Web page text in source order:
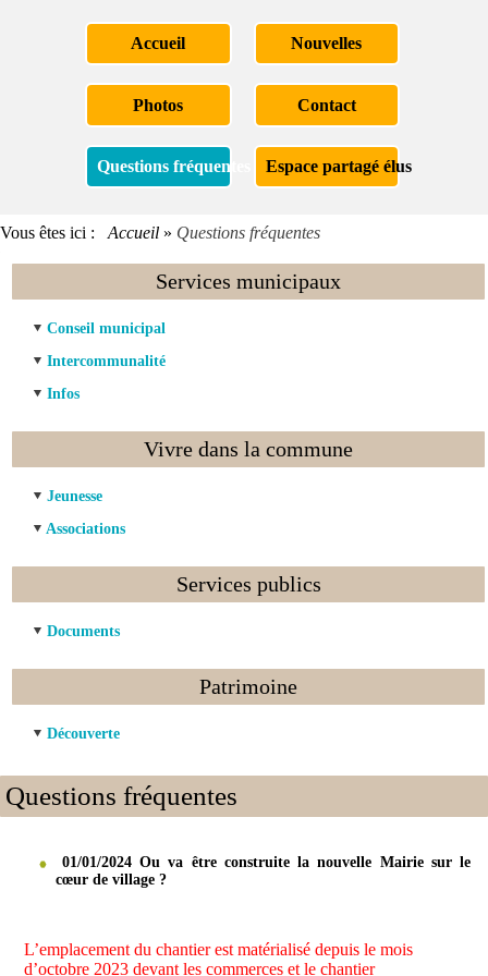
Accueil Nouvelles
Photos Contact
Questions fréquentes Espace partagé élus
Vous êtes ici : Accueil » Questions fréquentes
Services municipaux
Conseil municipal
Intercommunalité
Infos
Vivre dans la commune
Jeunesse
Associations
Services publics
Documents
Patrimoine
Découverte
Questions fréquentes
01/01/2024 Ou va être construite la nouvelle Mairie sur le
cœur de village ?
L’emplacement du chantier est matérialisé depuis le mois
d’octobre 2023 devant les commerces et le chantier